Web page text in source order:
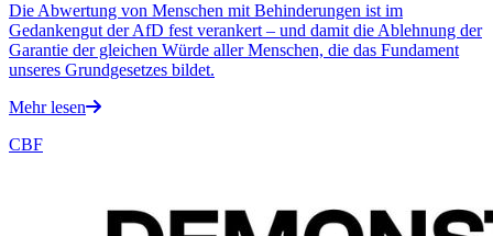
Die Abwertung von Menschen mit Behinderungen ist im
Gedankengut der AfD fest verankert – und damit die Ablehnung der
Garantie der gleichen Würde aller Menschen, die das Fundament
unseres Grundgesetzes bildet.
Mehr lesen
CBF